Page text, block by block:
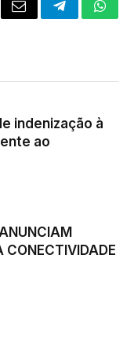
Email Telegram
indenização à
ao
CONECTIVIDADE